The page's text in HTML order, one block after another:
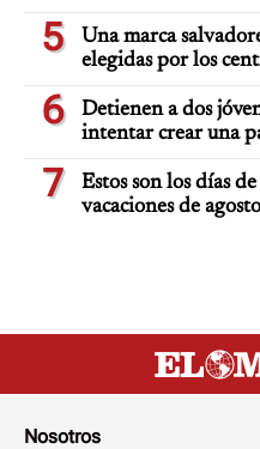
5
Una marca
elegidas por los
6
Detienen a dos
intentar crear una
7
Estos son los días
vacaciones de agosto
Nosotros